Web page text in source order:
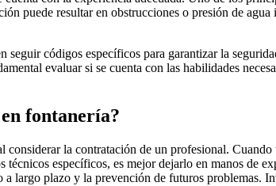
puede resultar en obstrucciones o presión de
seguir códigos específicos para garantizar la
evaluar si se cuenta con las habilidades
fontanería?
la contratación de un profesional. Cuando
específicos, es mejor dejarlo en manos de
largo plazo y la prevención de futuros problemas.